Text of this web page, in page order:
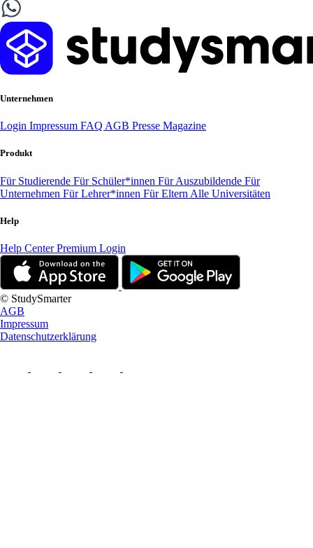
Unternehmen
Login Impressum FAQ AGB Presse Magazine
Produkt
Für Studierende Für Schüler*innen Für Auszubildende Für
Unternehmen Für Lehrer*innen Für Eltern Alle Universitäten
Help
Help CenterPremium Login
© StudySmarter
AGB
Impressum
Datenschutzerklärung